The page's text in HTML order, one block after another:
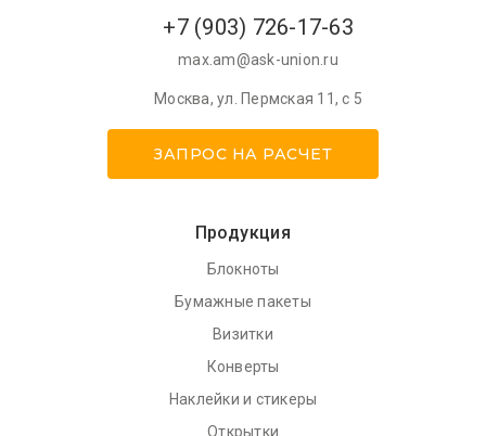
Продукция
Блокноты
Бумажные пакеты
Визитки
Конверты
Наклейки и стикеры
Открытки
+7 (903) 726-17-63
max.am@ask-union.ru
Москва, ул. Пермская 11, с 5
ЗАПРОС НА РАСЧЕТ